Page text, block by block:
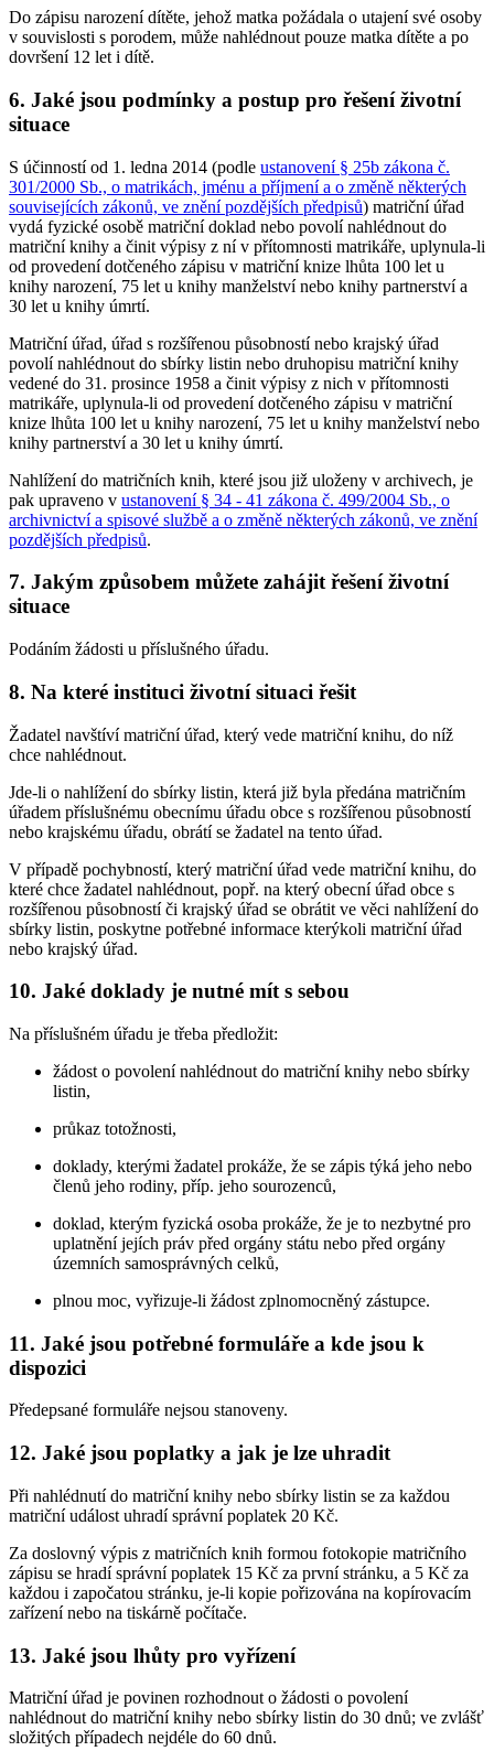
Do zápisu narození dítěte, jehož matka požádala o utajení své osoby
v souvislosti s porodem, může nahlédnout pouze matka dítěte a po
dovršení 12 let i dítě.
6. Jaké jsou podmínky a postup pro řešení životní
situace
S účinností od 1. ledna 2014 (podle ustanovení § 25b zákona č.
301/2000 Sb., o matrikách, jménu a příjmení a o změně některých
souvisejících zákonů, ve znění pozdějších předpisů) matriční úřad
vydá fyzické osobě matriční doklad nebo povolí nahlédnout do
matriční knihy a činit výpisy z ní v přítomnosti matrikáře, uplynula-li
od provedení dotčeného zápisu v matriční knize lhůta 100 let u
knihy narození, 75 let u knihy manželství nebo knihy partnerství a
30 let u knihy úmrtí.
Matriční úřad, úřad s rozšířenou působností nebo krajský úřad
povolí nahlédnout do sbírky listin nebo druhopisu matriční knihy
vedené do 31. prosince 1958 a činit výpisy z nich v přítomnosti
matrikáře, uplynula-li od provedení dotčeného zápisu v matriční
knize lhůta 100 let u knihy narození, 75 let u knihy manželství nebo
knihy partnerství a 30 let u knihy úmrtí.
Nahlížení do matričních knih, které jsou již uloženy v archivech, je
pak upraveno v ustanovení § 34 - 41 zákona č. 499/2004 Sb., o
archivnictví a spisové službě a o změně některých zákonů, ve znění
pozdějších předpisů.
7. Jakým způsobem můžete zahájit řešení životní
situace
Podáním žádosti u příslušného úřadu.
8. Na které instituci životní situaci řešit
Žadatel navštíví matriční úřad, který vede matriční knihu, do níž
chce nahlédnout.
Jde-li o nahlížení do sbírky listin, která již byla předána matričním
úřadem příslušnému obecnímu úřadu obce s rozšířenou působností
nebo krajskému úřadu, obrátí se žadatel na tento úřad.
V případě pochybností, který matriční úřad vede matriční knihu, do
které chce žadatel nahlédnout, popř. na který obecní úřad obce s
rozšířenou působností či krajský úřad se obrátit ve věci nahlížení do
sbírky listin, poskytne potřebné informace kterýkoli matriční úřad
nebo krajský úřad.
10. Jaké doklady je nutné mít s sebou
Na příslušném úřadu je třeba předložit:
žádost o povolení nahlédnout do matriční knihy nebo sbírky
listin,
průkaz totožnosti,
doklady, kterými žadatel prokáže, že se zápis týká jeho nebo
členů jeho rodiny, příp. jeho sourozenců,
doklad, kterým fyzická osoba prokáže, že je to nezbytné pro
uplatnění jejích práv před orgány státu nebo před orgány
územních samosprávných celků,
plnou moc, vyřizuje-li žádost zplnomocněný zástupce.
11. Jaké jsou potřebné formuláře a kde jsou k
dispozici
Předepsané formuláře nejsou stanoveny.
12. Jaké jsou poplatky a jak je lze uhradit
Při nahlédnutí do matriční knihy nebo sbírky listin se za každou
matriční událost uhradí správní poplatek 20 Kč.
Za doslovný výpis z matričních knih formou fotokopie matričního
zápisu se hradí správní poplatek 15 Kč za první stránku, a 5 Kč za
každou i započatou stránku, je-li kopie pořizována na kopírovacím
zařízení nebo na tiskárně počítače.
13. Jaké jsou lhůty pro vyřízení
Matriční úřad je povinen rozhodnout o žádosti o povolení
nahlédnout do matriční knihy nebo sbírky listin do 30 dnů; ve zvlášť
složitých případech nejdéle do 60 dnů.